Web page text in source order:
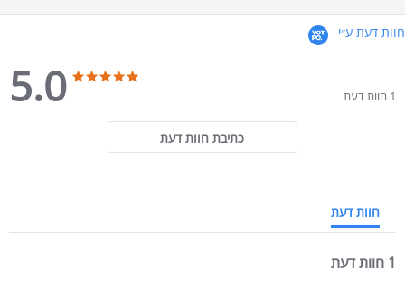
חוות דעת ע״י
5.0
5.0 star rating
1 חוות דעת
כתיבת חוות דעת
חוות דעת
1 חוות דעת